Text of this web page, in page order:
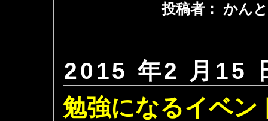
投稿者： かん
2015 年2 月15
勉強になるイベン